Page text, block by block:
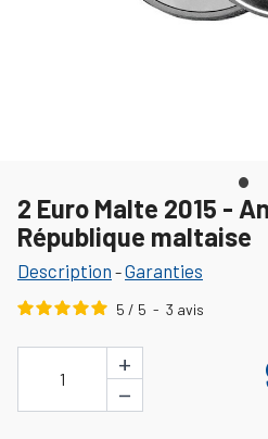
2 Euro Malte 2015 -
République maltaise
Description -Garanties
5 / 5 - 3 avis
1
+
−